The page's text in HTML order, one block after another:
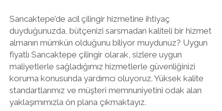
Sancaktepe’de acil çilingir hizmetine ihtiyaç
duyduğunuzda, bütçenizi sarsmadan kaliteli bir hizmet
almanın mümkün olduğunu biliyor muydunuz? Uygun
fiyatlı Sancaktepe çilingir olarak, sizlere uygun
maliyetlerle sağladığımız hizmetlerle güvenliğinizi
koruma konusunda yardımcı oluyoruz. Yüksek kalite
standartlarımız ve müşteri memnuniyetini odak alan
yaklaşımımızla ön plana çıkmaktayız.